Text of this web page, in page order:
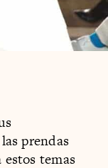
prendas
temas